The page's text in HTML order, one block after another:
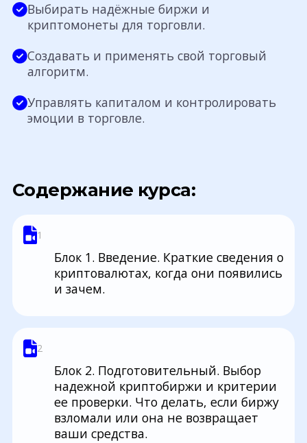
Выбирать надёжные биржи и
криптомонеты для торговли.
Создавать и применять свой торговый
алгоритм.
Управлять капиталом и контролировать
эмоции в торговле.
Содержание курса:
1
Блок 1. Введение. Краткие сведения о
криптовалютах, когда они появились
и зачем.
2
Блок 2. Подготовительный. Выбор
надежной криптобиржи и критерии
ее проверки. Что делать, если биржу
взломали или она не возвращает
ваши средства.